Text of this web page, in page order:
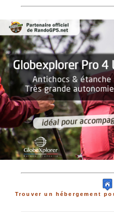
Trouver un hébergement